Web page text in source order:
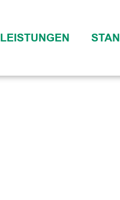
LEISTUNGEN